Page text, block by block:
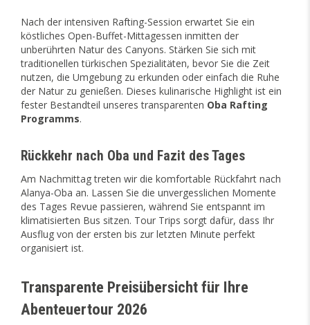
Nach der intensiven Rafting-Session erwartet Sie ein
köstliches Open-Buffet-Mittagessen inmitten der
unberührten Natur des Canyons. Stärken Sie sich mit
traditionellen türkischen Spezialitäten, bevor Sie die Zeit
nutzen, die Umgebung zu erkunden oder einfach die Ruhe
der Natur zu genießen. Dieses kulinarische Highlight ist ein
fester Bestandteil unseres transparenten Oba Rafting
Programms.
Rückkehr nach Oba und Fazit des Tages
Am Nachmittag treten wir die komfortable Rückfahrt nach
Alanya-Oba an. Lassen Sie die unvergesslichen Momente
des Tages Revue passieren, während Sie entspannt im
klimatisierten Bus sitzen. Tour Trips sorgt dafür, dass Ihr
Ausflug von der ersten bis zur letzten Minute perfekt
organisiert ist.
Transparente Preisübersicht für Ihre
Abenteuertour 2026